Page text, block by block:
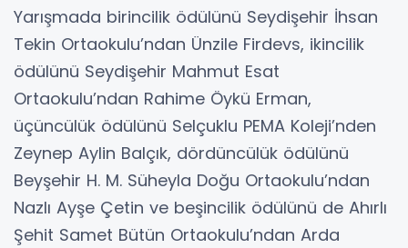
Yarışmada birincilik ödülünü Seydişehir İhsan
Tekin Ortaokulu’ndan Ünzile Firdevs, ikincilik
ödülünü Seydişehir Mahmut Esat
Ortaokulu’ndan Rahime Öykü Erman,
üçüncülük ödülünü Selçuklu PEMA Koleji’nden
Zeynep Aylin Balçık, dördüncülük ödülünü
Beyşehir H. M. Süheyla Doğu Ortaokulu’ndan
Nazlı Ayşe Çetin ve beşincilik ödülünü de Ahırlı
Şehit Samet Bütün Ortaokulu’ndan Arda